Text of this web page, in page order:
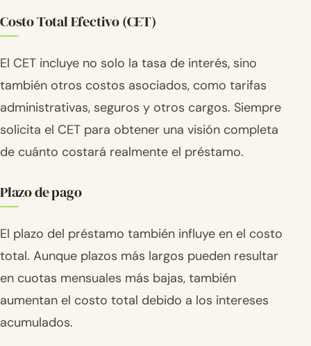
Costo Total Efectivo (CET)
El CET incluye no solo la tasa de interés, sino
también otros costos asociados, como tarifas
administrativas, seguros y otros cargos. Siempre
solicita el CET para obtener una visión completa
de cuánto costará realmente el préstamo.
Plazo de pago
El plazo del préstamo también influye en el costo
total. Aunque plazos más largos pueden resultar
en cuotas mensuales más bajas, también
aumentan el costo total debido a los intereses
acumulados.